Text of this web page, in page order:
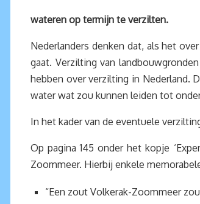
wateren op termijn te verzilten.
Nederlanders denken dat, als het
gaat. Verzilting van
hebben over verzilting in Nederland.
water wat zou kunnen leiden tot
In het kader van de eventuele
Op pagina 145 onder het kopje
Zoommeer. Hierbij enkele
“Een zout Volkerak-Zoommeer